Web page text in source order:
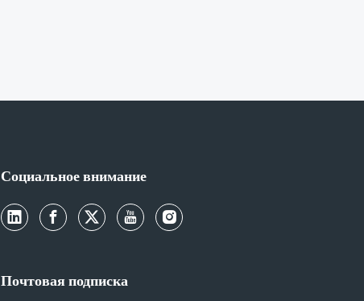
Социальное внимание
Почтовая подписка